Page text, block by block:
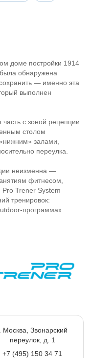
доме постройки 1914
обнаружена
— именно эта
выполнен
с зоной рецепции
столом
залами,
переулка.
неизменна —
фитнесом,
Trener System
тренировок:
программах
Москва, Звонарский
переулок, д. 1
+7 (495) 150 34 71